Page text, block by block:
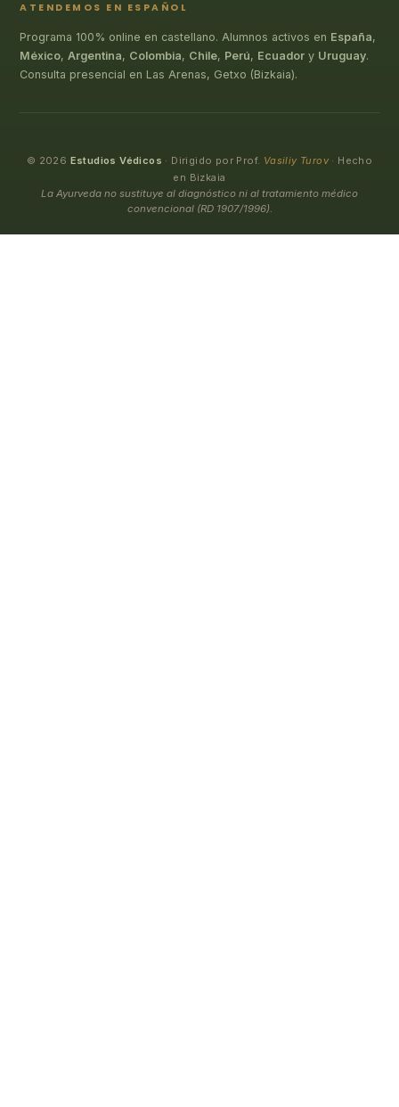
ATENDEMOS EN ESPAÑOL
Programa 100% online en castellano. Alumnos activos en España,
México, Argentina, Colombia, Chile, Perú, Ecuador y Uruguay.
Consulta presencial en Las Arenas, Getxo (Bizkaia).
© 2026 Estudios Védicos · Dirigido por Prof. Vasiliy Turov · Hecho
en Bizkaia
La Ayurveda no sustituye al diagnóstico ni al tratamiento médico
convencional (RD 1907/1996).